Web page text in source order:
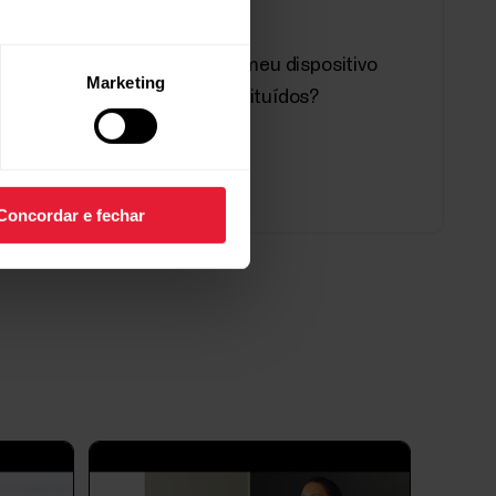
Marketing
e fechar
interessadas em melhorar o condicionamento
diversos níveis de condicionamento
caso esteja ocorrendo algum dos
A tela e os botões do meu dispositivo
Polar podem ser substituídos?